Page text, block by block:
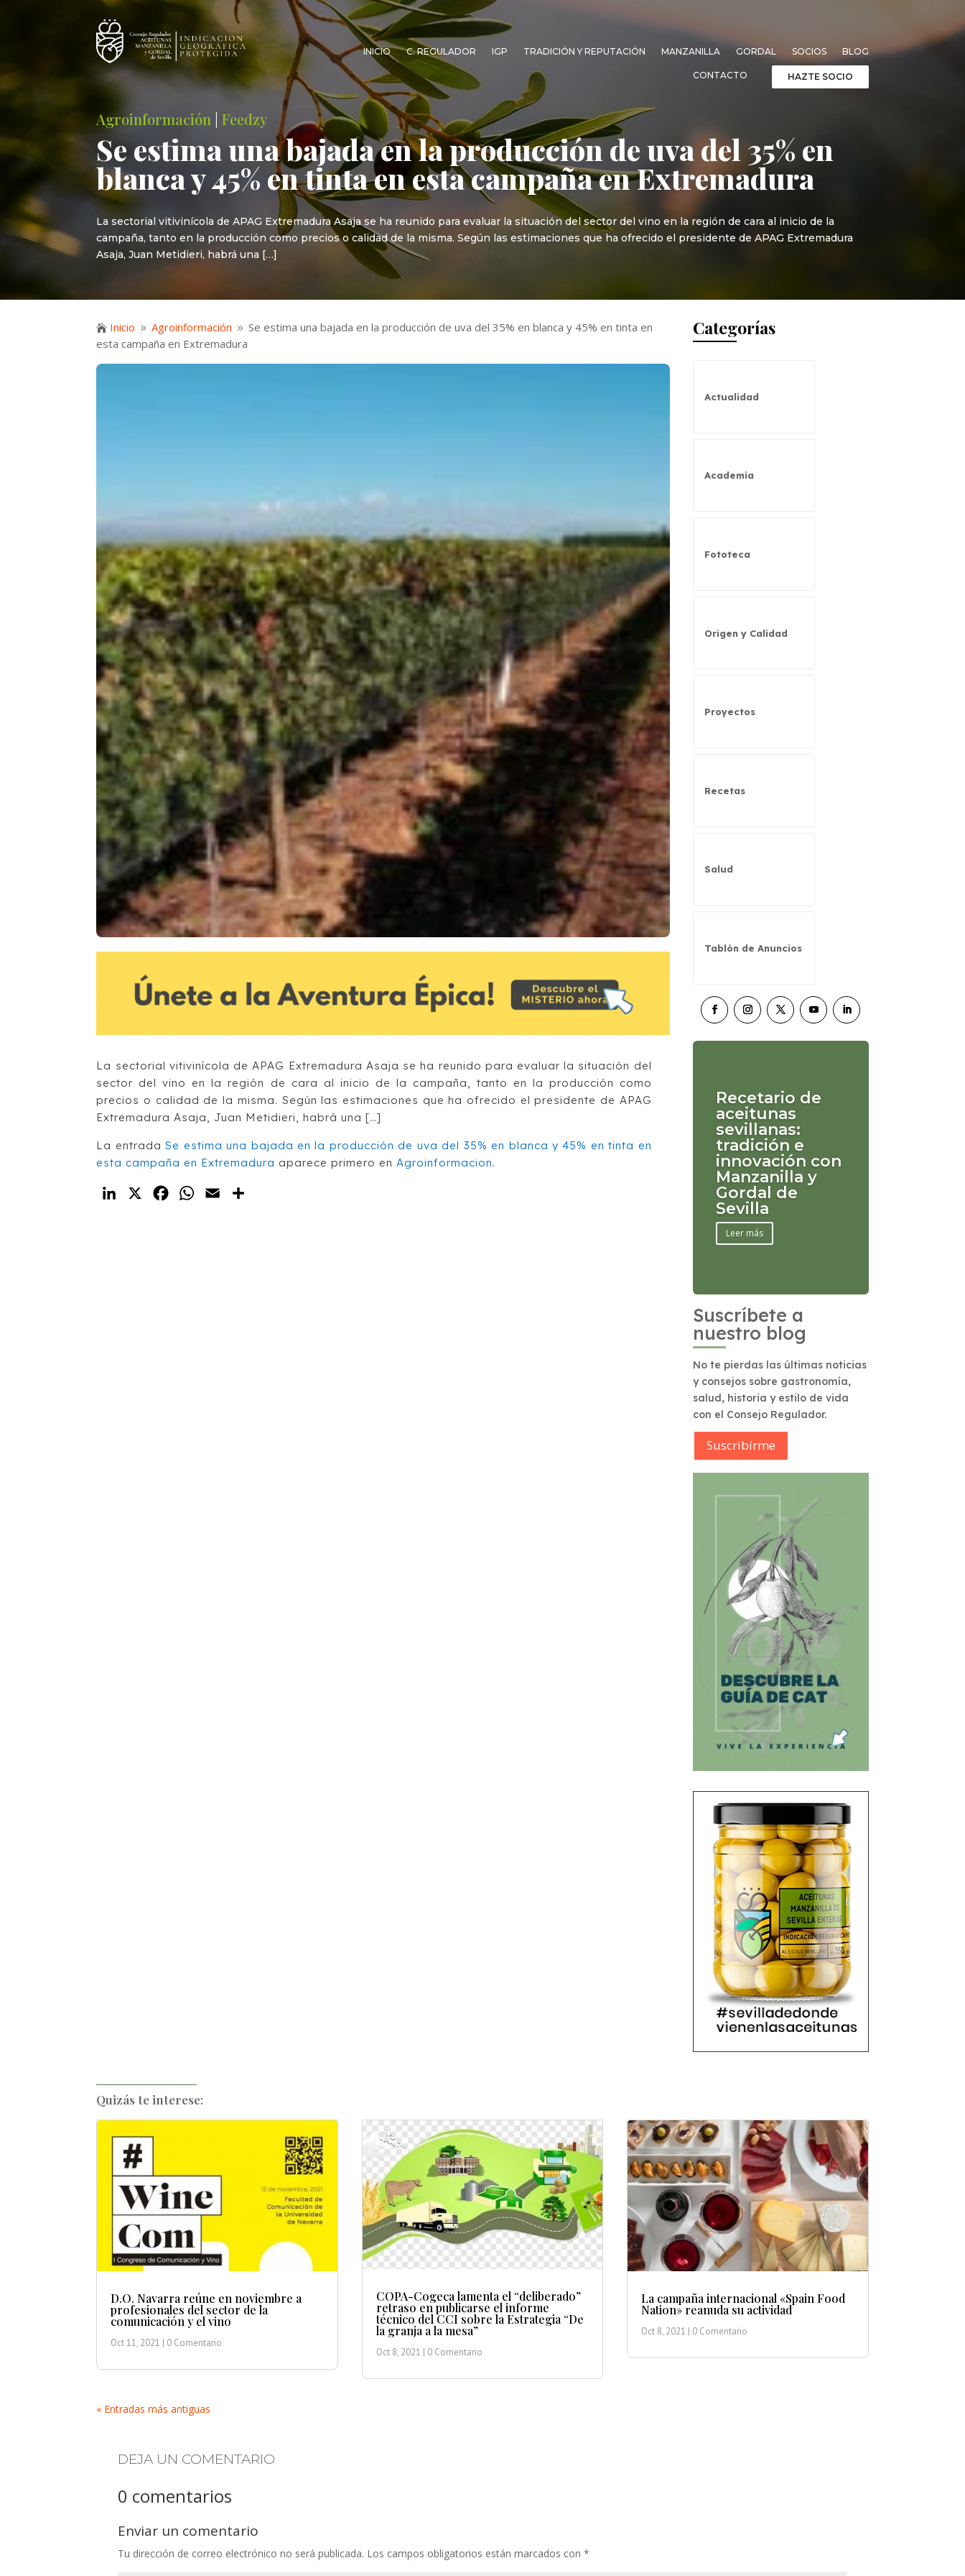
INICIO C. REGULADOR IGP TRADICIÓN Y REPUTACIÓN MANZANILLA GORDAL SOCIOS BLOG
CONTACTO HAZTE SOCIO
Agroinformación |Feedzy
Se estima una bajada en la producción de uva del 35% en
blanca y 45% en tinta en esta campaña en Extremadura
La sectorial vitivinícola de APAG Extremadura Asaja se ha reunido para evaluar la situación del sector del vino en la región de cara al inicio de la
campaña, tanto en la producción como precios o calidad de la misma. Según las estimaciones que ha ofrecido el presidente de APAG Extremadura
Asaja, Juan Metidieri, habrá una […]
 Inicio 9 Agroinformación 9 Se estima una bajada en la producción de uva del 35% en blanca y 45% en tinta en
esta campaña en Extremadura
La sectorial vitivinícola de APAG Extremadura Asaja se ha reunido para evaluar la situación del
sector del vino en la región de cara al inicio de la campaña, tanto en la producción como
precios o calidad de la misma. Según las estimaciones que ha ofrecido el presidente de APAG
Extremadura Asaja, Juan Metidieri, habrá una […]
La entradaSe estima una bajada en la producción de uva del 35% en blanca y 45% en tinta en
esta campaña en Extremadura aparece primero en Agroinformacion.
LinkedIn
X FacebookWhatsApp
Email
Categorías
Actualidad
Academia
Fototeca
Origen y Calidad
Proyectos
Recetas
Salud
Tablón de Anuncios
Recetario de
aceitunas
sevillanas:
tradición e
innovación con
Manzanilla y
Gordal de
Sevilla
Leer más
Suscríbete a
nuestro blog
No te pierdas las últimas noticias
y consejos sobre gastronomía,
salud, historia y estilo de vida
con el Consejo Regulador.
Suscribírme
Quizás te interese:
D.O. Navarra reúne en noviembre a
profesionales del sector de la
comunicación y el vino
Oct 11, 2021 | 0 Comentario
COPA-Cogeca lamenta el “deliberado”
retraso en publicarse el informe
técnico del CCI sobre la Estrategia “De
la granja a la mesa”
Oct 8, 2021 | 0 Comentario
La campaña internacional «Spain Food
Nation» reanuda su actividad
Oct 8, 2021 | 0 Comentario
« Entradas más antiguas
DEJA UN COMENTARIO
0 comentarios
Enviar un comentario
Tu dirección de correo electrónico no será publicada. Los campos obligatorios están marcados con*